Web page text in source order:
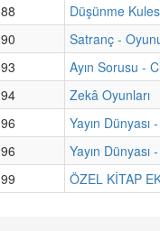
88
Düşünme
90
Satranç -
93
Ayın Sorusu -
94
Zekâ Oyunları
96
Yayın
96
Yayın
99
ÖZEL KİTAP